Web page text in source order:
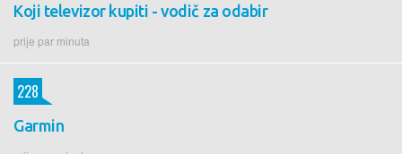
Koji televizor kupiti - vodič za odabir
prije par minuta
Garmin
228